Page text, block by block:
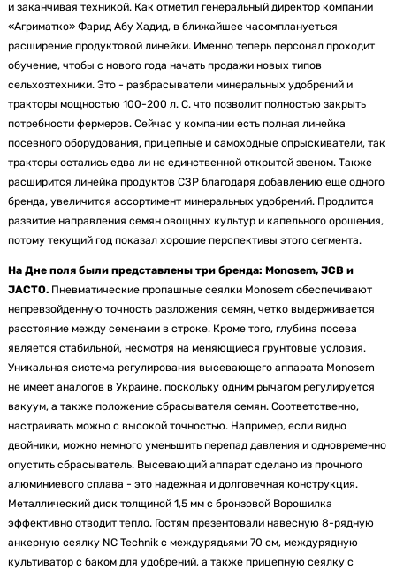
и заканчивая техникой. Как отметил генеральный директор компании
«Агриматко» Фарид Абу Хадид, в ближайшее часомплануеться
расширение продуктовой линейки. Именно теперь персонал проходит
обучение, чтобы с нового года начать продажи новых типов
сельхозтехники. Это - разбрасыватели минеральных удобрений и
тракторы мощностью 100-200 л. С. что позволит полностью закрыть
потребности фермеров. Сейчас у компании есть полная линейка
посевного оборудования, прицепные и самоходные опрыскиватели, так
тракторы остались едва ли не единственной открытой звеном. Также
расширится линейка продуктов СЗР благодаря добавлению еще одного
бренда, увеличится ассортимент минеральных удобрений. Продлится
развитие направления семян овощных культур и капельного орошения,
потому текущий год показал хорошие перспективы этого сегмента.
На Дне поля были представлены три бренда: Monosem, JCB и
JACTO.Пневматические пропашные сеялки Monosem обеспечивают
непревзойденную точность разложения семян, четко выдерживается
расстояние между семенами в строке. Кроме того, глубина посева
является стабильной, несмотря на меняющиеся грунтовые условия.
Уникальная система регулирования высевающего аппарата Monosem
не имеет аналогов в Украине, поскольку одним рычагом регулируется
вакуум, а также положение сбрасывателя семян. Соответственно,
настраивать можно с высокой точностью. Например, если видно
двойники, можно немного уменьшить перепад давления и одновременно
опустить сбрасыватель. Высевающий аппарат сделано из прочного
алюминиевого сплава - это надежная и долговечная конструкция.
Металлический диск толщиной 1,5 мм с бронзовой Ворошилка
эффективно отводит тепло. Гостям презентовали навесную 8-рядную
анкерную сеялку NC Technik с междурядьями 70 см, междурядную
культиватор с баком для удобрений, а также прицепную сеялку с